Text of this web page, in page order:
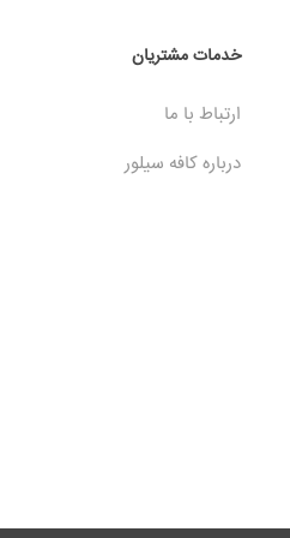
خدمات مشتریان
ارتباط با ما
درباره کافه سیلور